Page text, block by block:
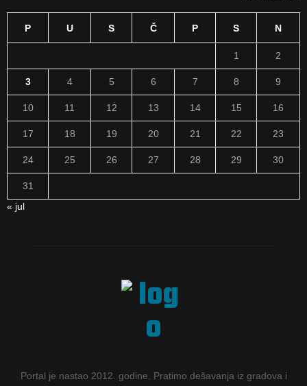
P U S Č P S N
1 2
3 4 5 6 7 8 9
10 11 12 13 14 15 16
17 18 19 20 21 22 23
24 25 26 27 28 29 30
31
« jul
Portal je nastao 2012. godine. Pratimo dešavanja iz gradova i